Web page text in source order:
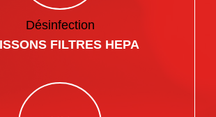
Désinfection
FILTRES HEPA